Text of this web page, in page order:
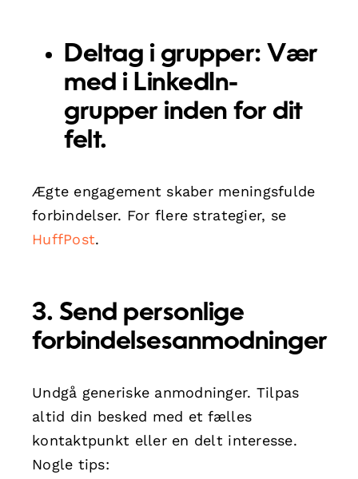
Deltag i grupper: Vær
med i LinkedIn-
grupper inden for dit
felt.
Ægte engagement skaber meningsfulde
forbindelser. For flere strategier, se
HuffPost.
3. Send personlige
forbindelsesanmodninger
Undgå generiske anmodninger. Tilpas
altid din besked med et fælles
kontaktpunkt eller en delt interesse.
Nogle tips: